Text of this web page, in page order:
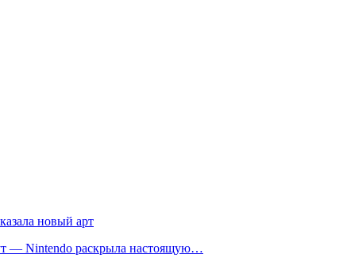
новый арт
— Nintendo раскрыла настоящую…